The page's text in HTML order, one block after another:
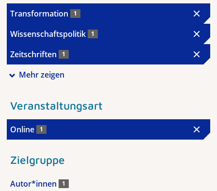
Transformation 1
Wissenschaftspolitik 1
Zeitschriften 1
Mehr zeigen
Veranstaltungsart
Online 1
Zielgruppe
Autor*innen 1